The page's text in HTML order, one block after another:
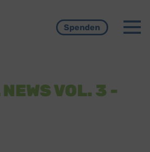
Spenden
VOL. 3 -